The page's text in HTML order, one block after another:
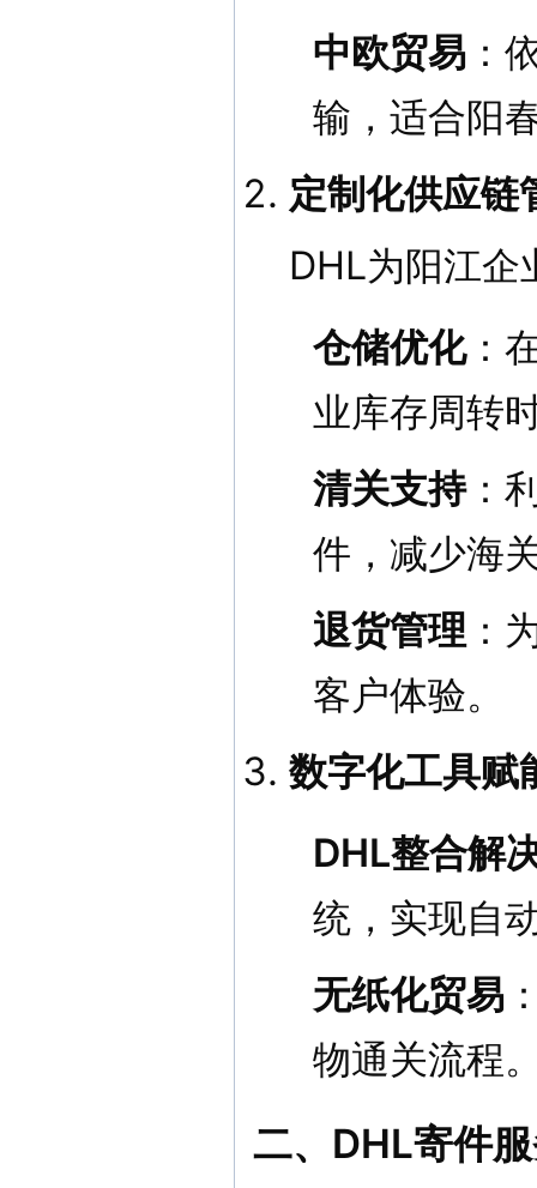
中欧贸易 ：
输，适合阳
定制化供应链
DHL为阳江企
仓储优化：
业库存周转
清关支持：
件，减少海
退货管理 ：
客户体验。
数字化工具赋
DHL整合解
统，实现自
无纸化贸易
物通关流程
二、DHL寄件